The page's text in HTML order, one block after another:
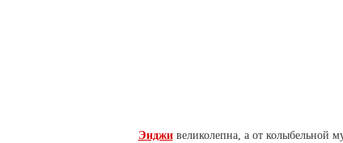
Эндживеликолепна, а от колыбельной